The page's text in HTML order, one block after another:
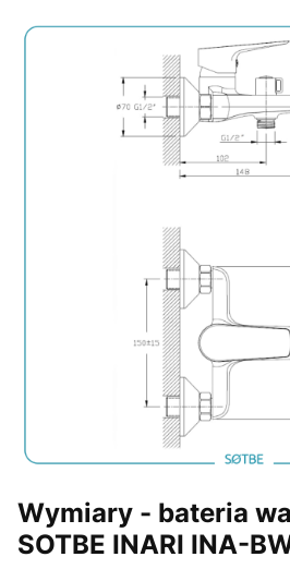
Wymiary - bateria
SOTBE INARI INA-